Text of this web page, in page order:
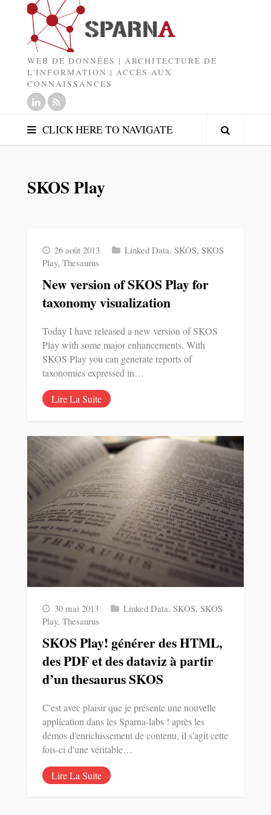
WEB DE DONNÉES | ARCHITECTURE DE
L'INFORMATION | ACCÈS AUX
CONNAISSANCES
CLICK HERE TO NAVIGATE
SKOS Play
26 août 2013 Linked Data, SKOS, SKOS
Play, Thesaurus
New version of SKOS Play for
taxonomy visualization
Today I have released a new version of SKOS
Play with some major enhancements. With
SKOS Play you can generate reports of
taxonomies expressed in…
Lire La Suite
30 mai 2013 Linked Data, SKOS, SKOS
Play, Thesaurus
SKOS Play! générer des HTML,
des PDF et des dataviz à partir
d’un thesaurus SKOS
C'est avec plaisir que je présente une nouvelle
application dans les Sparna-labs ! après les
démos d'enrichissement de contenu, il s'agit cette
fois-ci d'une véritable…
Lire La Suite